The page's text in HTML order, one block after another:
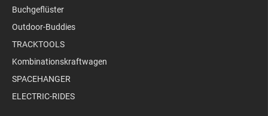
Buchgeflüster
Outdoor-Buddies
TRACKTOOLS
Kombinationskraftwagen
SPACEHANGER
ELECTRIC-RIDES